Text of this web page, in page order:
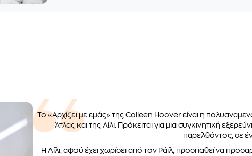
Το «Αρχίζει με εμάς» της Colleen Hoover είναι η
Άτλας και της Λίλι. Πρόκειται για μια συγκινητική
παρελθόντος, σε
Η Λίλι, αφού έχει χωρίσει από τον Ράιλ, προσπαθεί να